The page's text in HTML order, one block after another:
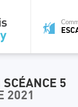
5
2021